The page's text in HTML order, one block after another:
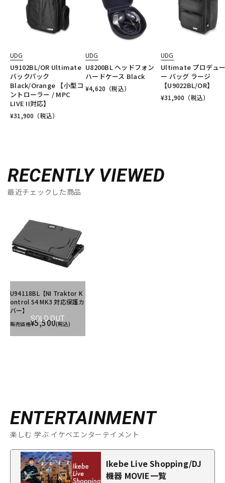
UDG
U9102BL/OR Ultimate
バックパック
Black/Orange 【小型コ
ントローラー / MPC
LIVE II対応】
¥31,900 （税込）
UDG
U8200BL ヘッドフォン
ハードケース Black
¥4,620 （税込）
UDG
Ultimate プロデュ
ー バッグ ラージ
【U9022BL/OR】
¥31,900 （税込）
RECENTLY VIEWED
最近チェックした商品
SOLD OUT
U94118BL【NI Traktor K
ontrol S4 MK3 対応保護カ
バー】
販売価格¥5,500(税込)
ENTERTAINMENT
楽しむ 学ぶ イケベエンターテイメント
Ikebe Live Shopping/DJ
機器 MOVIE一覧